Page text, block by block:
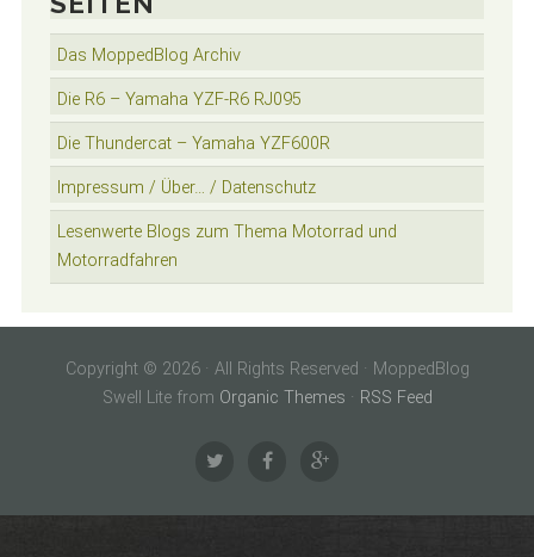
Das MoppedBlog Archiv
Die R6 – Yamaha YZF-R6 RJ095
Die Thundercat – Yamaha YZF600R
Impressum / Über… / Datenschutz
Lesenwerte Blogs zum Thema Motorrad und
Motorradfahren
Copyright © 2026 · All Rights Reserved · MoppedBlog
Swell Lite from Organic Themes · RSS Feed